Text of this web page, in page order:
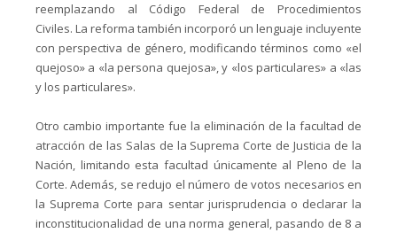
reemplazando al Código Federal de Procedimientos
Civiles. La reforma también incorporó un lenguaje incluyente
con perspectiva de género, modificando términos como «el
quejoso» a «la persona quejosa», y «los particulares» a «las
y los particulares».
Otro cambio importante fue la eliminación de la facultad de
atracción de las Salas de la Suprema Corte de Justicia de la
Nación, limitando esta facultad únicamente al Pleno de la
Corte. Además, se redujo el número de votos necesarios en
la Suprema Corte para sentar jurisprudencia o declarar la
inconstitucionalidad de una norma general, pasando de 8 a